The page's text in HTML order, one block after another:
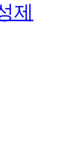
제